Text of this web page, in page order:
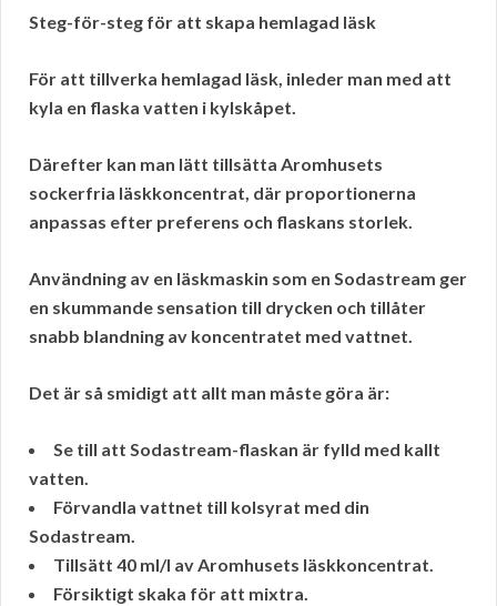
Steg-för-steg för att skapa hemlagad läsk
För att tillverka hemlagad läsk, inleder man med att
kyla en flaska vatten i kylskåpet.
Därefter kan man lätt tillsätta Aromhusets
sockerfria läskkoncentrat, där proportionerna
anpassas efter preferens och flaskans storlek.
Användning av en läskmaskin som en Sodastream ger
en skummande sensation till drycken och tillåter
snabb blandning av koncentratet med vattnet.
Det är så smidigt att allt man måste göra är:
Se till att Sodastream-flaskan är fylld med kallt
vatten.
Förvandla vattnet till kolsyrat med din
Sodastream.
Tillsätt 40 ml/l av Aromhusets läskkoncentrat.
Försiktigt skaka för att mixtra.